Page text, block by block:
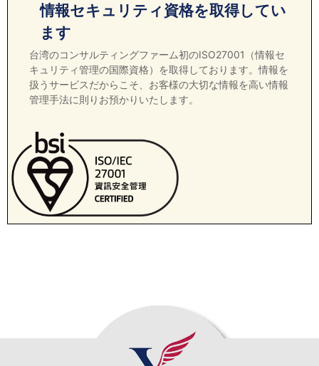
情報セキュリティ資格を取得してい
ます
台湾のコンサルティングファーム初のISO27001（情報セ
キュリティ管理の国際資格）を取得しております。情報を
扱うサービスだからこそ、お客様の大切な情報を高い情報
管理手法に則りお預かりいたします。